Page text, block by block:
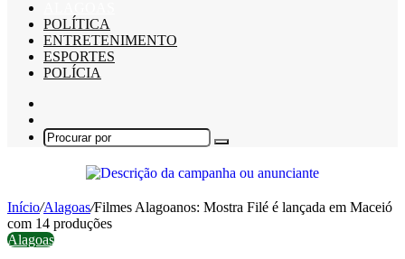
POLÍTICA
ENTRETENIMENTO
ESPORTES
POLÍCIA
skin
Procurar
Início/Alagoas/Filmes Alagoanos: Mostra Filé é lançada em Maceió
com 14 produções
Alagoas